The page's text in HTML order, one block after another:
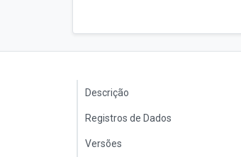
Descrição
Registros de Dados
Versões